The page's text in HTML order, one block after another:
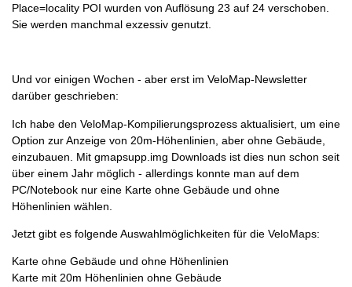
Place=locality POI wurden von Auflösung 23 auf 24 verschoben.
Sie werden manchmal exzessiv genutzt.
Und vor einigen Wochen - aber erst im VeloMap-Newsletter
darüber geschrieben:
Ich habe den VeloMap-Kompilierungsprozess aktualisiert, um eine
Option zur Anzeige von 20m-Höhenlinien, aber ohne Gebäude,
einzubauen. Mit gmapsupp.img Downloads ist dies nun schon seit
über einem Jahr möglich - allerdings konnte man auf dem
PC/Notebook nur eine Karte ohne Gebäude und ohne
Höhenlinien wählen.
Jetzt gibt es folgende Auswahlmöglichkeiten für die VeloMaps:
Karte ohne Gebäude und ohne Höhenlinien
Karte mit 20m Höhenlinien ohne Gebäude